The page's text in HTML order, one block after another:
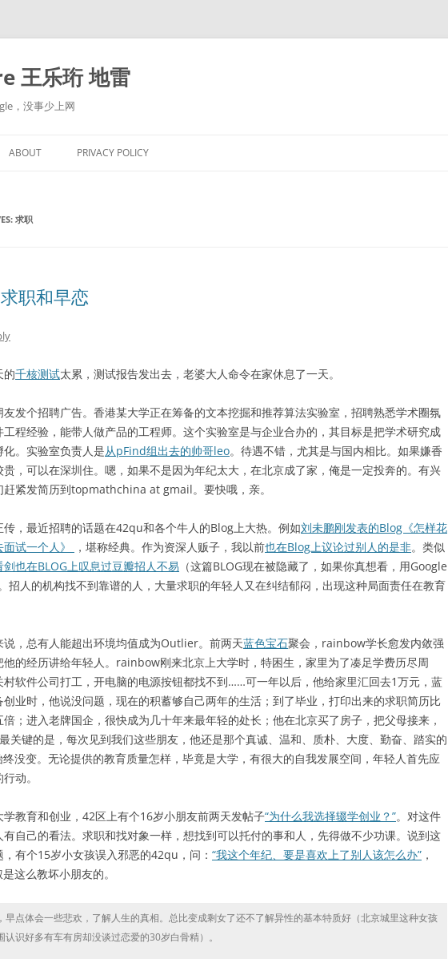
王乐珩 地雷
，没事少上网
ABOUT PRIVACY POLICY
求职
职和早恋
千核测试太累，测试报告发出去，老婆大人命令在家休息了一天。
个招聘广告。香港某大学正在筹备的文本挖掘和推荐算法实验室，招聘熟悉学术圈氛
工程经验，能带人做产品的工程师。这个实验室是与企业合办的，其目标是把学术研究成
化。实验室负责人是从pFind组出去的帅哥leo。待遇不错，尤其是与国内相比。如果嫌香
贵，可以在深圳住。嗯，如果不是因为年纪太大，在北京成了家，俺是一定投奔的。有兴
赶紧发简历到topmathchina at gmail。要快哦，亲。
最近招聘的话题在42qu和各个牛人的Blog上大热。例如刘未鹏刚发表的Blog《怎样花
试一个人》
，堪称经典。作为资深人贩子，我以前也在Blog上议论过别人的是非。类似
剑也在BLOG上叹息过豆瓣招人不易 （这篇BLOG现在被隐藏了，如果你真想看，用Google
招人的机构找不到靠谱的人，大量求职的年轻人又在纠结郁闷，出现这种局面责任在教育
，总有人能超出环境均值成为Outlier。前两天蓝色宝石聚会，rainbow学长愈发内敛强
他的经历讲给年轻人。rainbow刚来北京上大学时，特困生，家里为了凑足学费历尽周
村软件公司打工，开电脑的电源按钮都找不到……可一年以后，他给家里汇回去1万元，蓝
创业时，他说没问题，现在的积蓄够自己两年的生活；到了毕业，打印出来的求职简历比
；进入老牌国企，很快成为几十年来最年轻的处长；他在北京买了房子，把父母接来，
关键的是，每次见到我们这些朋友，他还是那个真诚、温和、质朴、大度、勤奋、踏实的
没变。无论提供的教育质量怎样，毕竟是大学，有很大的自我发展空间，年轻人首先应
动。
育和创业，42区上有个16岁小朋友前两天发帖子“为什么我选择辍学创业？”。对这件
有自己的看法。求职和找对象一样，想找到可以托付的事和人，先得做不少功课。说到这
，有个15岁小女孩误入邪恶的42qu，问： “我这个年纪、要是喜欢上了别人该怎么办” ，
这么教坏小朋友的。
早点体会一些悲欢，了解人生的真相。总比变成剩女了还不了解异性的基本特质好（北京城里这种女孩
认识好多有车有房却没谈过恋爱的30岁白骨精）。